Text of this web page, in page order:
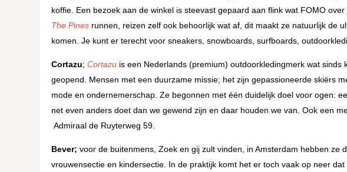
koffie. Een bezoek aan de winkel is steevast gepaard aan flink wat FOMO
The Pines runnen, reizen zelf ook behoorlijk wat af, dit maakt ze natuurlijk de
komen. Je kunt er terecht voor sneakers, snowboards, surfboards,
Cortazu;Cortazu is een Nederlands (premium) outdoorkledingmerk wat
geopend. Mensen met een duurzame missie; het zijn gepassioneerde skiërs
mode en ondernemerschap. Ze begonnen met één duidelijk doel voor ogen:
net even anders doet dan we gewend zijn en daar houden we van. Ook een
Admiraal de Ruyterweg 59.
Bever;voor de buitenmens, Zoek en gij zult vinden, in Amsterdam hebben ze
vrouwensectie en kindersectie. In de praktijk komt het er toch vaak op neer